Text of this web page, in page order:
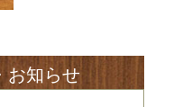
お知らせ